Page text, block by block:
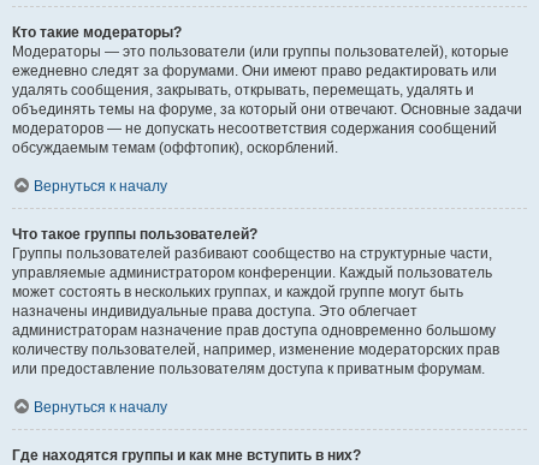
Кто такие модераторы?
Модераторы — это пользователи (или группы пользователей), которые
ежедневно следят за форумами. Они имеют право редактировать или
удалять сообщения, закрывать, открывать, перемещать, удалять и
объединять темы на форуме, за который они отвечают. Основные задачи
модераторов — не допускать несоответствия содержания сообщений
обсуждаемым темам (оффтопик), оскорблений.
Вернуться к началу
Что такое группы пользователей?
Группы пользователей разбивают сообщество на структурные части,
управляемые администратором конференции. Каждый пользователь
может состоять в нескольких группах, и каждой группе могут быть
назначены индивидуальные права доступа. Это облегчает
администраторам назначение прав доступа одновременно большому
количеству пользователей, например, изменение модераторских прав
или предоставление пользователям доступа к приватным форумам.
Вернуться к началу
Где находятся группы и как мне вступить в них?